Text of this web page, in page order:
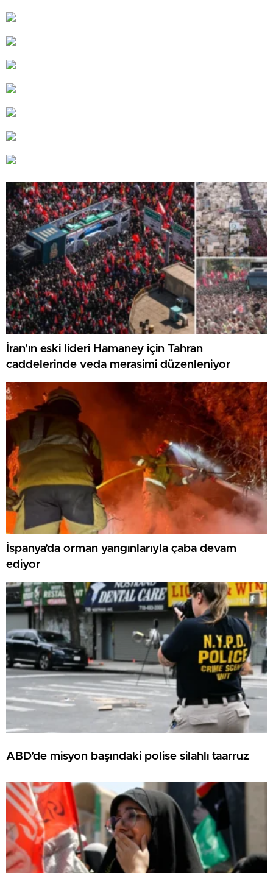
İran’ın eski lideri Hamaney için Tahran
caddelerinde veda merasimi düzenleniyor
İspanya’da orman yangınlarıyla çaba devam
ediyor
ABD’de misyon başındaki polise silahlı taarruz